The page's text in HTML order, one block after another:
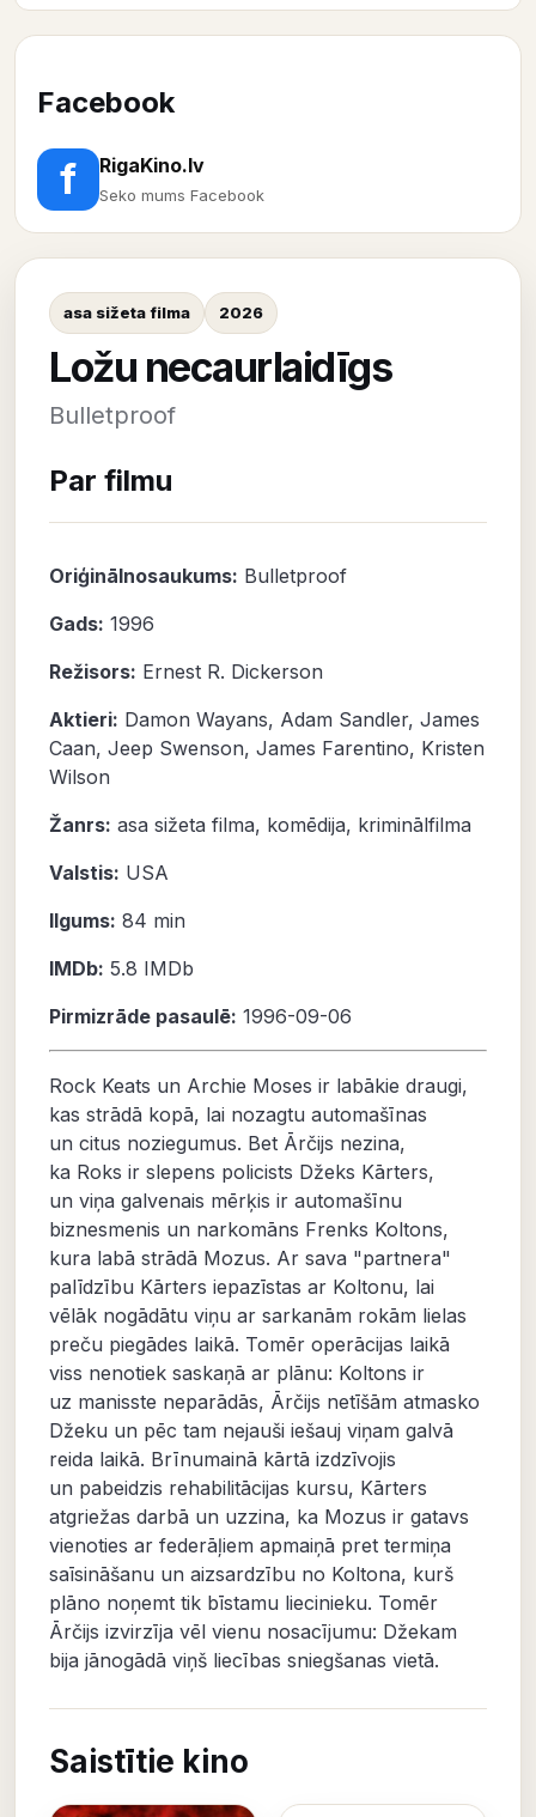
Facebook
f RigaKino.lv
Seko mums Facebook
asa sižeta filma 2026
Ložu necaurlaidīgs
Bulletproof
Par filmu
Oriģinālnosaukums: Bulletproof
Gads: 1996
Režisors: Ernest R. Dickerson
Aktieri: Damon Wayans, Adam Sandler, James
Caan, Jeep Swenson, James Farentino, Kristen
Wilson
Žanrs: asa sižeta filma, komēdija, kriminālfilma
Valstis: USA
Ilgums: 84 min
IMDb: 5.8 IMDb
Pirmizrāde pasaulē: 1996-09-06
Rock Keats un Archie Moses ir labākie draugi,
kas strādā kopā, lai nozagtu automašīnas
un citus noziegumus. Bet Ārčijs nezina,
ka Roks ir slepens policists Džeks Kārters,
un viņa galvenais mērķis ir automašīnu
biznesmenis un narkomāns Frenks Koltons,
kura labā strādā Mozus. Ar sava "partnera"
palīdzību Kārters iepazīstas ar Koltonu, lai
vēlāk nogādātu viņu ar sarkanām rokām lielas
preču piegādes laikā. Tomēr operācijas laikā
viss nenotiek saskaņā ar plānu: Koltons ir
uz manisste neparādās, Ārčijs netīšām atmasko
Džeku un pēc tam nejauši iešauj viņam galvā
reida laikā. Brīnumainā kārtā izdzīvojis
un pabeidzis rehabilitācijas kursu, Kārters
atgriežas darbā un uzzina, ka Mozus ir gatavs
vienoties ar federāļiem apmaiņā pret termiņa
saīsināšanu un aizsardzību no Koltona, kurš
plāno noņemt tik bīstamu liecinieku. Tomēr
Ārčijs izvirzīja vēl vienu nosacījumu: Džekam
bija jānogādā viņš liecības sniegšanas vietā.
Saistītie kino